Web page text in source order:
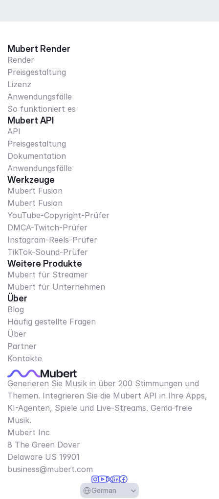
Mubert Render
Render
Preisgestaltung
Lizenz
Anwendungsfälle
So funktioniert es
Mubert API
API
Preisgestaltung
Dokumentation
Anwendungsfälle
Werkzeuge
Mubert Fusion
Mubert Fusion
YouTube-Copyright-Prüfer
DMCA-Twitch-Prüfer
Instagram-Reels-Prüfer
TikTok-Sound-Prüfer
Weitere Produkte
Mubert für Streamer
Mubert für Unternehmen
Über
Blog
Häufig gestellte Fragen
Über
Partner
Kontakte
Generieren Sie Musik in über 200 Stimmungen und
Themen. Integrieren Sie die Mubert API in Ihre Apps,
KI-Agenten, Spiele und Live-Streams. Gema-freie
Musik.
Mubert Inc
8 The Green Dover
Delaware US 19901​
business@mubert.com
Select Language
German